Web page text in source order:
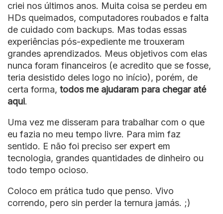
criei nos últimos anos. Muita coisa se perdeu em
HDs queimados, computadores roubados e falta
de cuidado com backups. Mas todas essas
experiências pós-expediente me trouxeram
grandes aprendizados. Meus objetivos com elas
nunca foram financeiros (e acredito que se fosse,
teria desistido deles logo no início), porém, de
certa forma, todos me ajudaram para chegar até
aqui.
Uma vez me disseram para trabalhar com o que
eu fazia no meu tempo livre. Para mim faz
sentido. E não foi preciso ser expert em
tecnologia, grandes quantidades de dinheiro ou
todo tempo ocioso.
Coloco em prática tudo que penso. Vivo
correndo, pero sin perder la ternura jamás. ;)